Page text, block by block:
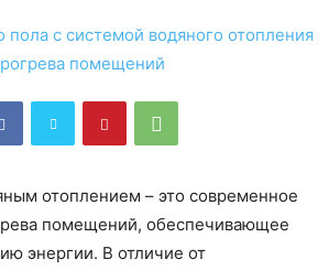
отоплением – это современное
помещений, обеспечивающее
энергии. В отличие от